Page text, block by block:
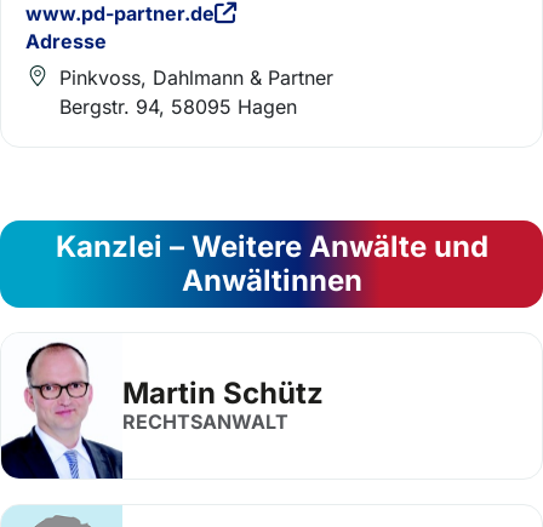
www.pd-partner.de
Adresse
Pinkvoss, Dahlmann & Partner
Bergstr. 94, 58095 Hagen
Kanzlei – Weitere Anwälte und
Anwältinnen
Martin Schütz
RECHTSANWALT